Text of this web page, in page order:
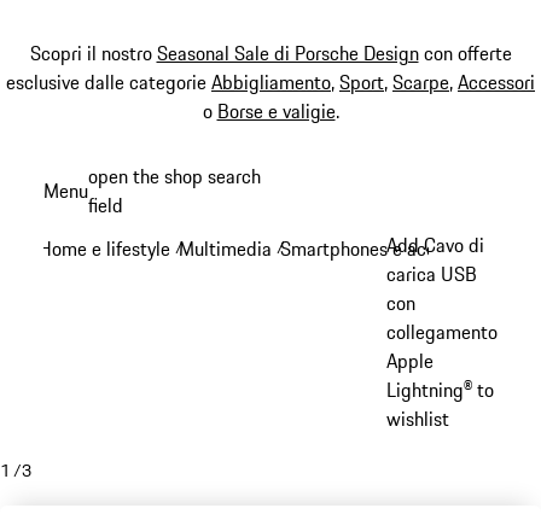
Scopri il nostroSeasonal Sale di Porsche Designcon offerte
esclusive dalle categorieAbbigliamento,Sport,Scarpe,Accessori
o Borse e valigie.
principale
Menuopen the shop search
field
Home e lifestyle /Multimedia /Smartphones e accessori
Add Cavo di
carica USB
con
collegamento
Apple
Lightning® to
wishlist
1 /3